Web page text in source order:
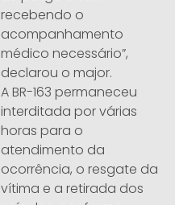
recebendo o
acompanhamento
médico necessário”,
declarou o major.
A BR-163 permaneceu
interditada por várias
horas para o
atendimento da
ocorrência, o resgate da
vítima e a retirada dos